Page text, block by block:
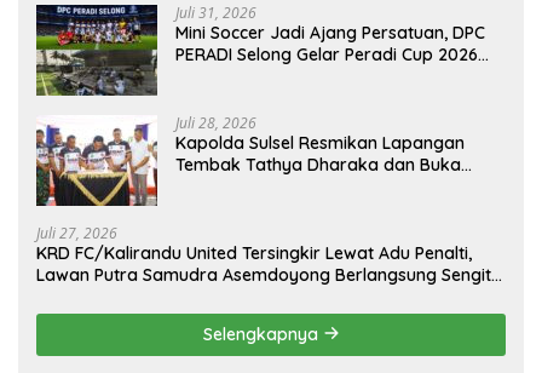
Juli 31, 2026
Mini Soccer Jadi Ajang Persatuan, DPC
PERADI Selong Gelar Peradi Cup 2026
Juli 28, 2026
Kapolda Sulsel Resmikan Lapangan
Tembak Tathya Dharaka dan Buka
Juli 27, 2026
KRD FC/Kalirandu United Tersingkir Lewat Adu Penalti,
Lawan Putra Samudra Asemdoyong Berlangsung Sengit
Selengkapnya